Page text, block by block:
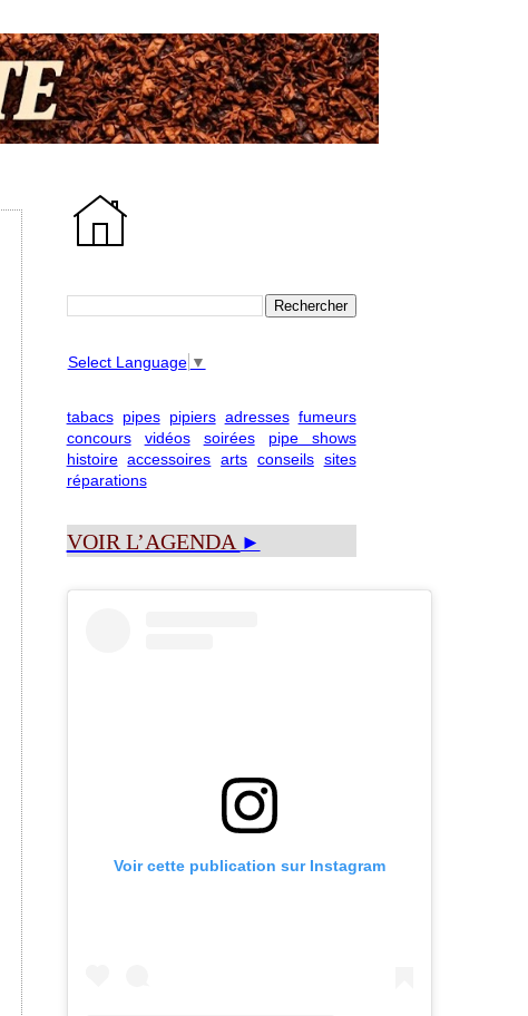
Select Language ▼
tabacs pipes pipiers adresses fumeurs
concours
vidéos soirées
pipe shows
histoire accessoires arts conseils sites
réparations
VOIR L’AGENDA ►
Voir cette publication sur Instagram